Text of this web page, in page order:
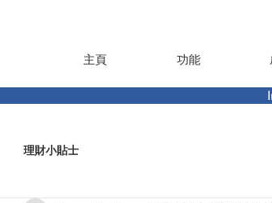
主頁 功能
理財小貼士